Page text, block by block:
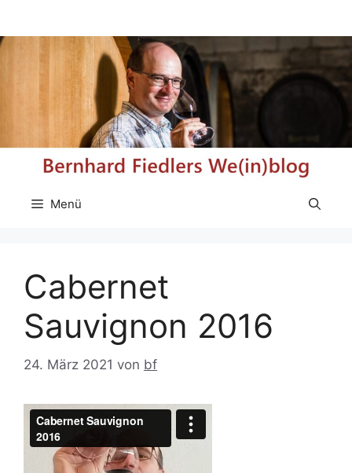
springen
Menü
Cabernet
Sauvignon 2016
24. März 2021 von bf